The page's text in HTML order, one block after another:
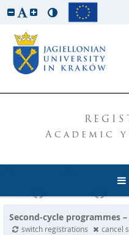
Academic
Second-cycle programmes
switch registrations
cancel